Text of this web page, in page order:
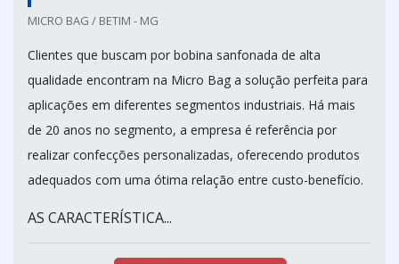
MICRO BAG / BETIM - MG
Clientes que buscam por bobina sanfonada de alta
qualidade encontram na Micro Bag a solução perfeita para
aplicações em diferentes segmentos industriais. Há mais
de 20 anos no segmento, a empresa é referência por
realizar confecções personalizadas, oferecendo produtos
adequados com uma ótima relação entre custo-benefício.
AS CARACTERÍSTICA...